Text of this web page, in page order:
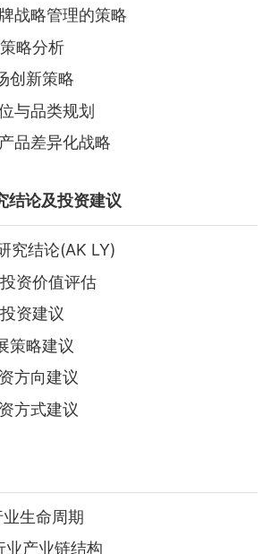
战略管理的策略
略分析
创新策略
与品类规划
品差异化战略
结论及投资建议
究结论(AK LY)
资价值评估
资建议
策略建议
方向建议
方式建议
生命周期
业产业链结构